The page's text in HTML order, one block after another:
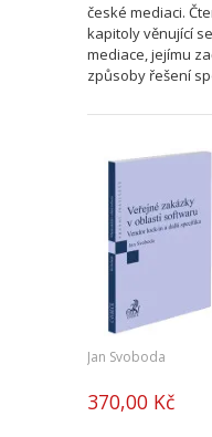
české mediaci.
kapitoly věnující
mediace, jejímu
způsoby řešení
Jan Svoboda
370,00 Kč